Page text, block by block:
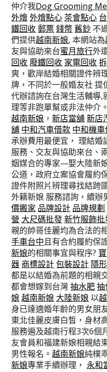
仲介我Dog Grooming
外燴 外燴點心 茶會點心
鐵回收 郵票 錢幣 舊鈔 不
們提供越南新娘, 本網站為
友與協助來台蜜月旅行外
回收 廢鐵回收 家電回收
爽，歡岸結婚相關證件辨
牌，不同於一般婚友社 提
代辦諮詢在台灣生活輔導
理等非跑單幫或非法仲介
越南新娘 ，新店當舖 新店
舖 中和汽車借款 中和機
承辦費用最便宜， 理結婚
服務、交友與協助來台、
姻媒合的專家—娶大陸新
公道，政府立案協會履約
證件附照片辨理尋找結跨
外籍新娘 服務諮詢，續辦
價搬家 品牌設計 品牌規劃
營 大尺碼批發 新竹服飾批
親的帥哥佳麗均為合法的
手車台中且有合約履約保
新娘的相關事宜與程序?
器 商標設計 包裝設計 隱
都是以結婚為前題的相親
都會想嫁到台灣抽水肥
娘 越南新娘 大陸新娘 以
身已達適婚年齡的男女朋
東北佳麗皮膚白皙，身材
服務遍及越南行程3次6個
友會員和福建新娘相親結
男性報名。越南新娘純樸
新娘專業手續辦理，永和